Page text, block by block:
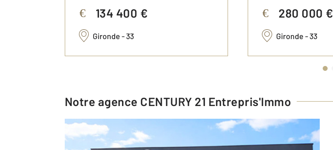
€ 134 400 €
Gironde - 33
€ 280 000 €
Gironde - 33
Notre agence CENTURY 21 Entrepris'Immo